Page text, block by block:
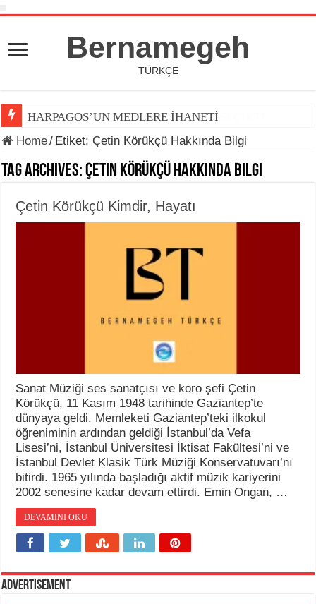
Bernamegeh
TÜRKÇE
HARPAGOS’UN MEDLERE İHANETİ
Home/ Etiket: Çetin Körükçü Hakkında Bilgi
Tag Archives:Çetin Körükçü Hakkında Bilgi
Çetin Körükçü Kimdir, Hayatı
Sanat Müziği ses sanatçısı ve koro şefi Çetin
Körükçü, 11 Kasım 1948 tarihinde Gaziantep’te
dünyaya geldi. Memleketi Gaziantep’teki ilkokul
öğreniminin ardından geldiği İstanbul’da Vefa
Lisesi’ni, İstanbul Üniversitesi İktisat Fakültesi’ni ve
İstanbul Devlet Klasik Türk Müziği Konservatuvarı’nı
bitirdi. 1965 yılında başladığı aktif müzik kariyerini
2002 senesine kadar devam ettirdi. Emin Ongan, …
DEVAMINI OKU
Advertisement